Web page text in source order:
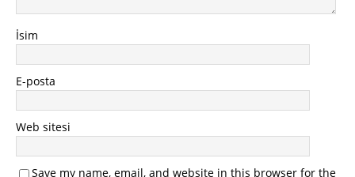
İsim
E-posta
Web sitesi
Save my name, email, and website in this browser for the